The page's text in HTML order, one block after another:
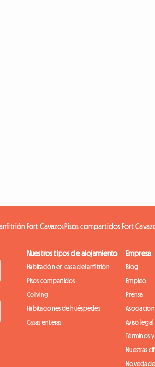
Fort CavazosPisos compartidos Fort
Nuestros tipos de alojamiento
Habitación en casa del anfitrión
Pisos compartidos
Coliving
Habitaciones de huéspedes
Casas enteras
Empresa
Blog
Empleo
Prensa
Aviso legal
Términos
Nuestras